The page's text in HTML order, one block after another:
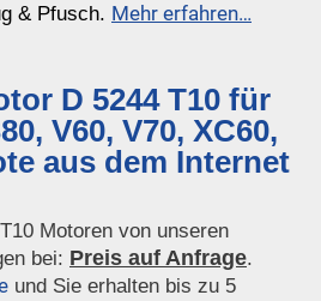
& Pfusch. Mehr erfahren…
D 5244 T10 für
V60, V70, XC60,
aus dem Internet
Motoren von unseren
bei: Preis auf Anfrage.
und Sie erhalten bis zu 5